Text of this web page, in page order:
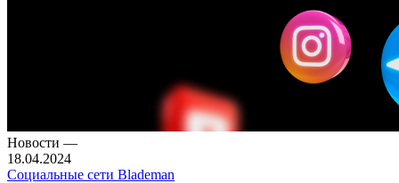
Новости —
18.04.2024
Социальные сети Blademan